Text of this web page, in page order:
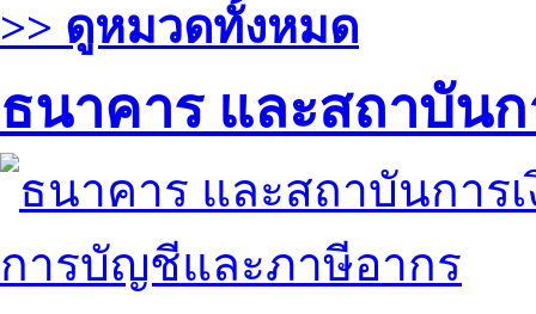
>> ดูหมวดทั้งหมด
ธนาคาร และสถาบันก
การบัญชีและภาษีอากร